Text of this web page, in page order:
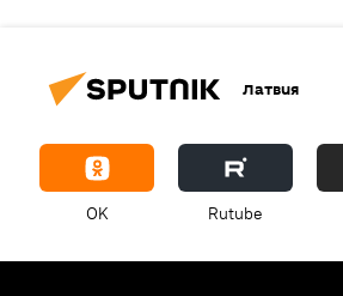
Латвия
OK Rutube